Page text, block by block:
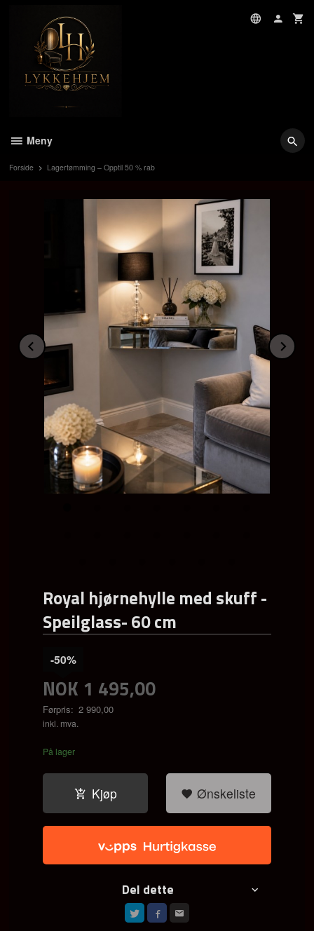
Meny
Forside Lagertømming – Opptil 50 % rab
Prev
Royal hjørnehylle med skuff -
Speilglass- 60 cm
NOK 1 495,00
Førpris: 2 990,00
Rabatt
-50%
inkl. mva.
På lager
Kjøp Ønskeliste
Del dette